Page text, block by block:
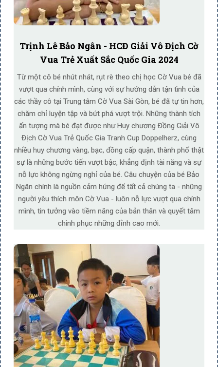
Trịnh Lê Bảo Ngân - HCĐ Giải Vô Địch Cờ
Vua Trẻ Xuất Sắc Quốc Gia 2024
Từ một cô bé nhút nhát, rụt rè theo chị học Cờ Vua bé đã
vượt qua chính mình, cùng với sự hướng dẫn tận tình của
các thầy cô tại Trung tâm Cờ Vua Sài Gòn, bé đã tự tin hơn,
chăm chỉ luyện tập và bứt phá vượt trội. Những thành tích
ấn tượng mà bé đạt được như Huy chương Đồng Giải Vô
Địch Cờ Vua Trẻ Quốc Gia Tranh Cup Doppelherz, cùng
nhiều huy chương vàng, bạc, đồng cấp quận, thành phố thật
sự là những bước tiến vượt bậc, khẳng định tài năng và sự
nỗ lực không ngừng nghỉ của bé. Câu chuyện của bé Bảo
Ngân chính là nguồn cảm hứng để tất cả chúng ta - những
người yêu thích môn Cờ Vua - luôn nỗ lực vượt qua chính
mình, tin tưởng vào tiềm năng của bản thân và quyết tâm
chinh phục những đỉnh cao mới.